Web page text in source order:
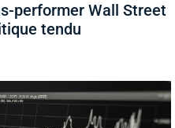
performer Wall Street
tendu